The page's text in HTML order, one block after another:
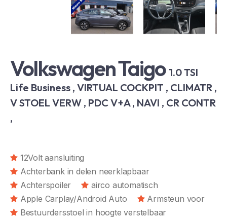
Volkswagen Taigo 1.0 TSI
Life Business , VIRTUAL COCKPIT , CLIMATR ,
V STOEL VERW , PDC V+A , NAVI , CR CONTR
,
12Volt aansluiting
Achterbank in delen neerklapbaar
Achterspoiler
airco automatisch
Apple Carplay/Android Auto
Armsteun voor
Bestuurdersstoel in hoogte verstelbaar